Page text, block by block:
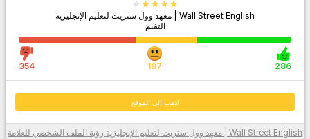
Wall Street English | معهد وول ستريت لتعليم الإنجليزية
التقيم
286
187
354
اذهب إلى الموقع
Wall Street English | معهد وول ستريت لتعليم الإنجليزية رؤية الملف الشخصي للعلامة